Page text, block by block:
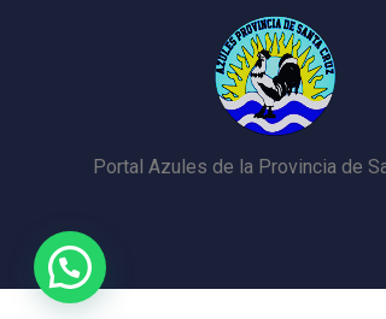
Portal Azules de la Provincia de